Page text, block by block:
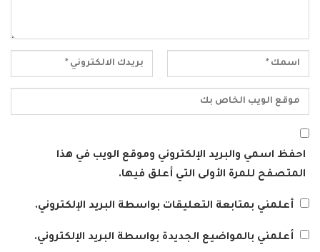
احفظ اسمي والبريد الإلكتروني وموقع الويب في هذا
المتصفح للمرة الأولى التي أعلق فيها.
أعلمني بمتابعة التعليقات بواسطة البريد الإلكتروني.
أعلمني بالمواضيع الجديدة بواسطة البريد الإلكتروني.